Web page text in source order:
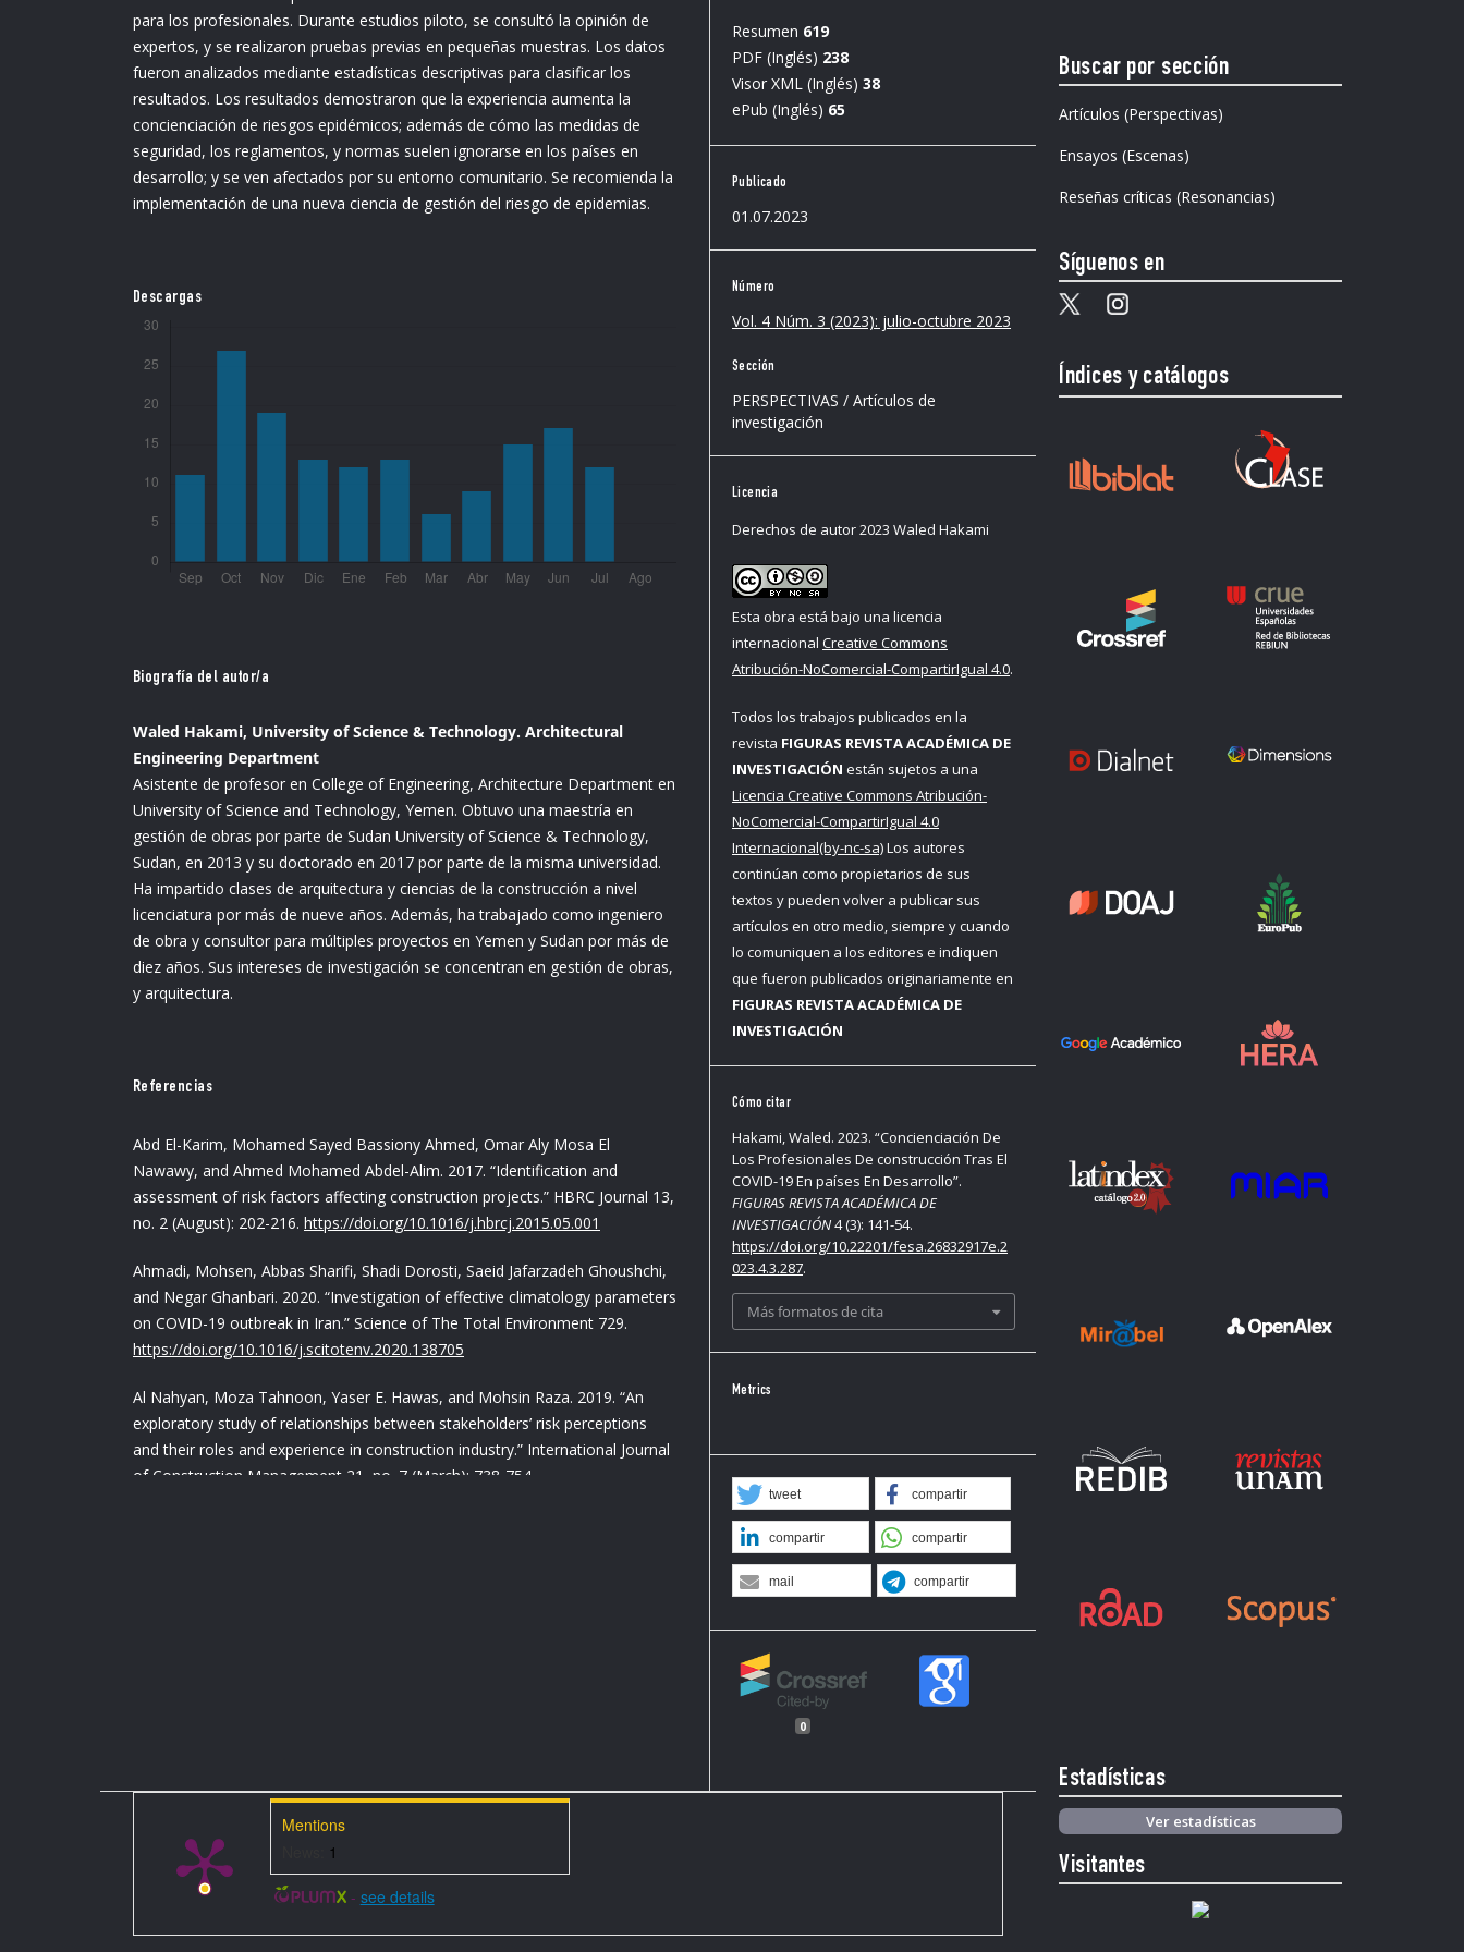
para los profesionales. Durante estudios piloto, se consultó la opinión de
expertos, y se realizaron pruebas previas en pequeñas muestras. Los datos
fueron analizados mediante estadísticas descriptivas para clasificar los
resultados. Los resultados demostraron que la experiencia aumenta la
concienciación de riesgos epidémicos; además de cómo las medidas de
seguridad, los reglamentos, y normas suelen ignorarse en los países en
desarrollo; y se ven afectados por su entorno comunitario. Se recomienda la
implementación de una nueva ciencia de gestión del riesgo de epidemias.
Descargas
Biografía del autor/a
Waled Hakami, University of Science & Technology. Architectural
Engineering Department
Asistente de profesor en College of Engineering, Architecture Department en
University of Science and Technology, Yemen. Obtuvo una maestría en
gestión de obras por parte de Sudan University of Science & Technology,
Sudan, en 2013 y su doctorado en 2017 por parte de la misma universidad.
Ha impartido clases de arquitectura y ciencias de la construcción a nivel
licenciatura por más de nueve años. Además, ha trabajado como ingeniero
de obra y consultor para múltiples proyectos en Yemen y Sudan por más de
diez años. Sus intereses de investigación se concentran en gestión de obras,
y arquitectura.
Referencias
Abd El-Karim, Mohamed Sayed Bassiony Ahmed, Omar Aly Mosa El
Nawawy, and Ahmed Mohamed Abdel-Alim. 2017. “Identification and
assessment of risk factors affecting construction projects.” HBRC Journal 13,
no. 2 (August): 202-216. https://doi.org/10.1016/j.hbrcj.2015.05.001
Ahmadi, Mohsen, Abbas Sharifi, Shadi Dorosti, Saeid Jafarzadeh Ghoushchi,
and Negar Ghanbari. 2020. “Investigation of effective climatology parameters
on COVID-19 outbreak in Iran.” Science of The Total Environment 729.
https://doi.org/10.1016/j.scitotenv.2020.138705
Al Nahyan, Moza Tahnoon, Yaser E. Hawas, and Mohsin Raza. 2019. “An
exploratory study of relationships between stakeholders’ risk perceptions
and their roles and experience in construction industry.” International Journal
of Construction Management 21, no. 7 (March): 738-754.
Chinazzi, Matteo, Jessica T. Davis, Marco Ajelli, Corrado Gioannini, Maria
Litvinova, Stefano Merler, Ana Pastore y Piontti, et al. 2020. “The effect of
travel restrictions on the spread of the 2019 novel coronavirus (COVID-19)
outbreak.” Science 368, no. 6489 (March): 395-400.
https://doi.org/10.1126/science.aba9757
Resumen 619
PDF (Inglés) 238
Visor XML (Inglés)38
ePub (Inglés) 65
Publicado
01.07.2023
Número
Vol. 4 Núm. 3 (2023): julio-octubre 2023
Sección
PERSPECTIVAS / Artículos de
investigación
Licencia
Derechos de autor 2023 Waled Hakami
Esta obra está bajo una licencia
internacionalCreative Commons
Atribución-NoComercial-CompartirIgual 4.0.
Todos los trabajos publicados en la
revista FIGURAS REVISTA ACADÉMICA DE
INVESTIGACIÓN están sujetos a una
Licencia Creative Commons Atribución-
NoComercial-CompartirIgual 4.0
Internacional(by-nc-sa)Los autores
continúan como propietarios de sus
textos y pueden volver a publicar sus
artículos en otro medio, siempre y cuando
lo comuniquen a los editores e indiquen
que fueron publicados originariamente en
FIGURAS REVISTA ACADÉMICA DE
INVESTIGACIÓN
Cómo citar
Hakami, Waled. 2023. “Concienciación De
Los Profesionales De construcción Tras El
COVID-19 En países En Desarrollo”.
FIGURAS REVISTA ACADÉMICA DE
INVESTIGACIÓN4 (3): 141-54.
https://doi.org/10.22201/fesa.26832917e.2
023.4.3.287.
Más formatos de cita
Metrics
tweet compartir
compartir compartir
mail compartir
0
Mentions
1
- see details
Buscar por sección
Artículos (Perspectivas)
Ensayos (Escenas)
Reseñas críticas (Resonancias)
Síguenos en
Índices y catálogos
Estadísticas
Ver estadísticas
Visitantes